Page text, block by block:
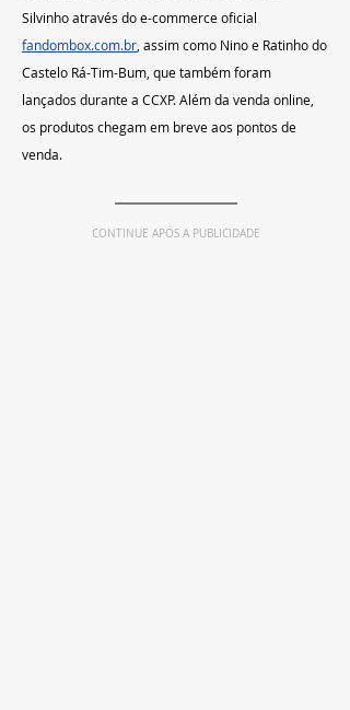
Silvinho através do e-commerce oficial
fandombox.com.br , assim como Nino e Ratinho do
Castelo Rá-Tim-Bum, que também foram
lançados durante a CCXP. Além da venda online,
os produtos chegam em breve aos pontos de
venda.
CONTINUE APÓS A PUBLICIDADE